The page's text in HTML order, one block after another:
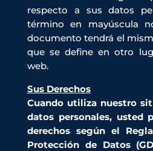
respecto a sus datos
término en mayúscula
documento tendrá el
que se define en otro
web.
Sus Derechos
Cuando utiliza nuestro
datos personales, usted
derechos según el
Protección de Datos